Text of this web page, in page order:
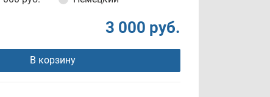
3 000 руб.
В корзину